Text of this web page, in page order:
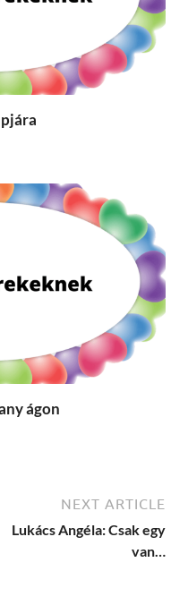
ágon
NEXT ARTICLE
Lukács Angéla: Csak egy
van…